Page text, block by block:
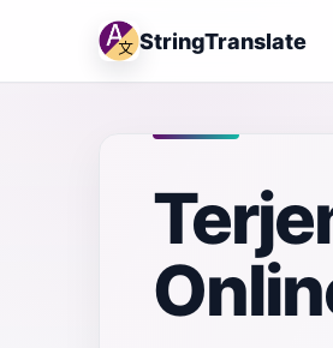
StringTranslate